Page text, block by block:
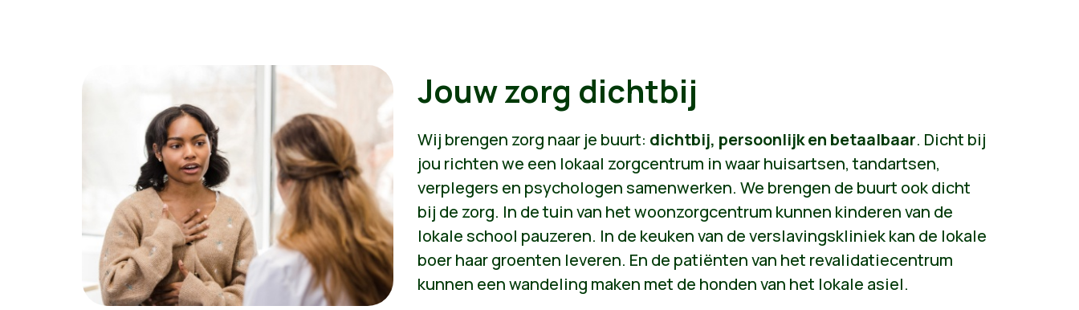
Jouw zorg dichtbij
Wij brengen zorg naar je buurt: dichtbij, persoonlijk en betaalbaar. Dicht bij
jou richten we een lokaal zorgcentrum in waar huisartsen, tandartsen,
verplegers en psychologen samenwerken. We brengen de buurt ook dicht
bij de zorg. In de tuin van het woonzorgcentrum kunnen kinderen van de
lokale school pauzeren. In de keuken van de verslavingskliniek kan de lokale
boer haar groenten leveren. En de patiënten van het revalidatiecentrum
kunnen een wandeling maken met de honden van het lokale asiel.